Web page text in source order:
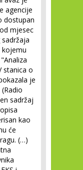
agencije
dostupan
mjesec
kojemu
stanica o
je
sadržaj
kao
će
(…)